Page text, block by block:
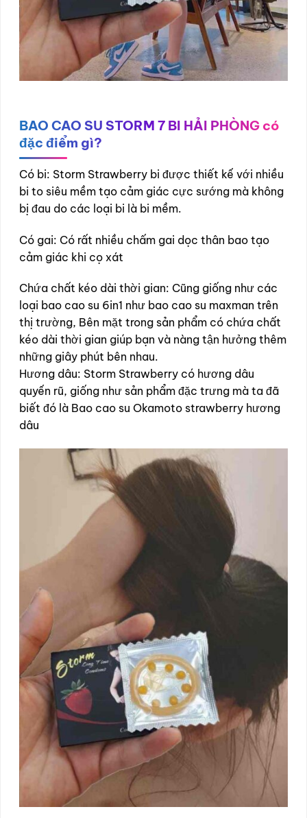
BAO CAO SU STORM 7 BI HẢI PHÒNG có
đặc điểm gì?
Có bi: Storm Strawberry bi được thiết kế với nhiều
bi to siêu mềm tạo cảm giác cực sướng mà không
bị đau do các loại bi là bi mềm.
Có gai: Có rất nhiều chấm gai dọc thân bao tạo
cảm giác khi cọ xát
Chứa chất kéo dài thời gian: Cũng giống như các
loại bao cao su 6in1 như bao cao su maxman trên
thị trường, Bên mặt trong sản phẩm có chứa chất
kéo dài thời gian giúp bạn và nàng tận hưởng thêm
những giây phút bên nhau.
Hương dâu: Storm Strawberry có hương dâu
quyến rũ, giống như sản phẩm đặc trưng mà ta đã
biết đó là Bao cao su Okamoto strawberry hương
dâu